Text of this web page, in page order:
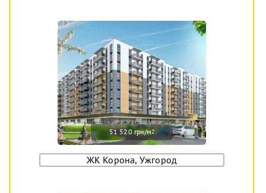
51 520 грн/м2
ЖК Корона, Ужгород